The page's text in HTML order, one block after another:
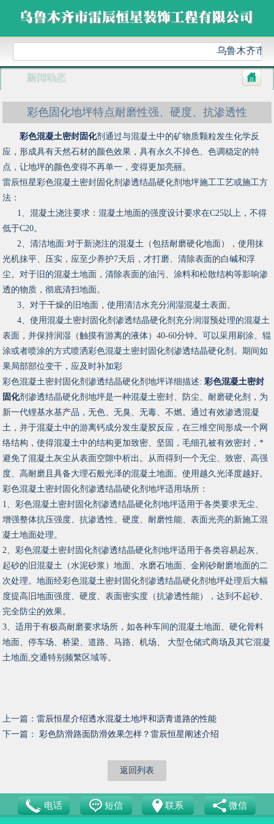
乌鲁木齐市
新闻动态
彩色固化地坪特点耐磨性强、硬度、抗渗透性
彩色混凝土密封固化剂通过与混凝土中的矿物质颗粒发生化学反
应，形成具有天然石材的颜色效果，具有永久不掉色、色调稳定的特
点，让地坪的颜色变得不再单一，变得更加亮丽。
雷辰恒星彩色混凝土密封固化剂渗透结晶硬化剂地坪施工工艺或施工方
法：
1、混凝土浇注要求：混凝土地面的强度设计要求在C25以上，不得
低于C20。
2、清洁地面:对于新浇注的混凝土（包括耐磨硬化地面），使用抹
光机抹平、压实，应至少养护7天后，才打磨、清除表面的白碱和浮
尘。对于旧的混凝土地面，清除表面的油污、涂料和松散结构等影响渗
透的物质，彻底清扫地面。
3、对于干燥的旧地面，使用清洁水充分润湿混凝土表面。
4、使用混凝土密封固化剂渗透结晶硬化剂充分润湿预处理的混凝土
表面，并保持润湿（触摸有游离的液体）40-60分钟。可以采用刷涂、辊
涂或者喷涂的方式喷洒彩色混凝土密封固化剂渗透结晶硬化剂。期间如
果局部部位变干，应及时补加彩
彩色混凝土密封固化剂渗透结晶硬化剂地坪详细描述:彩色混凝土密封
固化剂渗透结晶硬化剂地坪是一种混凝土密封、防尘、耐磨硬化剂，为
新一代锂基水基产品，无色、无臭、无毒、不燃。通过有效渗透混凝
土，并于混凝土中的游离钙成分发生凝胶反应，在三维空间形成一个网
络结构，使得混凝土中的结构更加致密、坚固，毛细孔被有效密封，*
避免了混凝土灰尘从表面空隙中析出。从而得到一个无尘、致密、高强
度、高耐磨且具备大理石般光泽的混凝土地面。使用越久光泽度越好。
彩色混凝土密封固化剂渗透结晶硬化剂地坪适用场所：
1、彩色混凝土密封固化剂渗透结晶硬化剂地坪适用于各类要求无尘、
增强整体抗压强度、抗渗透性、硬度、耐磨性能、表面光亮的新施工混
凝土地面处理。
2、彩色混凝土密封固化剂渗透结晶硬化剂地坪适用于各类容易起灰、
起砂的旧混凝土（水泥砂浆）地面、水磨石地面、金刚砂耐磨地面的二
次处理。地面经彩色混凝土密封固化剂渗透结晶硬化剂地坪处理后大幅
度提高旧地面强度、硬度、表面密实度（抗渗透性能），达到不起砂、
完全防尘的效果。
3、适用于有极高耐磨要求场所，如各种车间的混凝土地面、硬化骨料
地面、停车场、桥梁、道路、马路、机场、 大型仓储式商场及其它混凝
土地面,交通特别频繁区域等。
上一篇：雷辰恒星介绍透水混凝土地坪和沥青道路的性能
下一篇：彩色防滑路面防滑效果怎样？雷辰恒星阐述介绍
返回列表
电话 短信 联系 微信